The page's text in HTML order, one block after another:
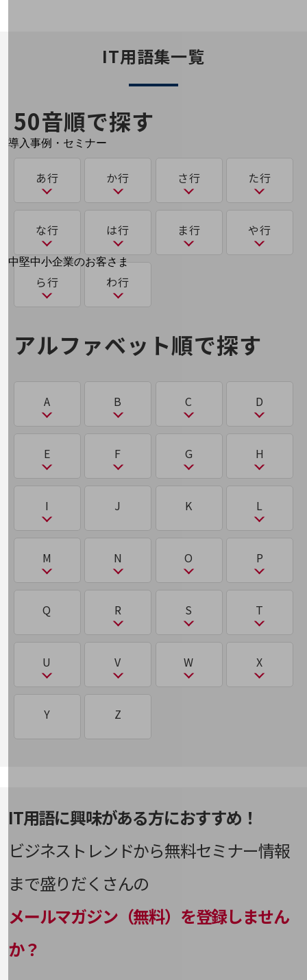
別ウィンドウで開きます
サービスをご利用中のお客さま
導入事例・セミナー
導入事例TOP
最新の導入事例や注目の導入事例をご紹介します
セミナー
中堅中小企業のお客さま
NTTドコモビジネスウォッチ
ビジネスお役立ち情報
新着記事
お役立ち資料ダウンロード
IT用語集
サービス・ソリューション
課題やニーズに合ったサービスをご紹介し、
中堅中小企業のビジネスをサポート！
お悩みから見つける
ネットワーク
モバイル・音声
リモート・ハイブリッドワーク
業界から見つける
ゲーム感覚で見つける
NTTドコモビジネス
モバイル・ICTサービスをオンラインで
法人向けモバイルトップ
はじめての方へ
新規会員登録/ログインはこちら
IT用語集一覧
50音順で探す
あ行
あ
アクティビティ・ベースド・ワーキング（ABW）
アグリゲートコンピューティング
アップセル
アノテーション
オーバーレイネットワーク／アンダーレイネット
ワーク
い
インサイドセールス
ウェアラブルデバイス
え
エッジAI
お
オーバーレイネットワーク／アンダーレイネット
ワーク
か行
か
可用性
き
強化学習
機械翻訳
クラウド
クラスタリング
クロステック（X-Tech）
け
携帯電話番号ポータビリティ（MNP）
こ
さ行
さ
サース（SaaS）
サイバーハイジーン
サブスクリプション
サブブランド
サプライチェーン
サプライチェーンマネジメント（SCM）
サンドボックス
在宅勤務
し
シーサート（CSIRT）
シャドーIT
シンギュラリティー
深層学習（ディープラーニング）
す
ステートスポンサード攻撃
ストレージ
スマートシティプラットフォーム
た行
た
多要素認証
大規模言語モデル（LLM）
チャットボット
データセンター
データ駆動型
ディザスタリカバリ（DR）
ディスラプター
デジタルツイン
デジタルトランスフォーメーション
と
ドメイン認証
トランジット
トロイの木馬
な行
な
に
2025年問題
2026年問題(AI)
2026年問題(物流)
2要素認証
ね
ネットワークスライシング
は行
は
パケット
パスワードリスト攻撃
パブリッククラウド/プライベートクラウド/ハイ
ブリッドクラウド
ひ
ピーサート（PSIRT）
標的型攻撃
標的型攻撃 APT攻撃
ふ
ファイルレスマルウェア
ファクトリーIoT
フィジカルAI
プライベートクラウド/パブリッククラウド/ハイ
ま行
ま
め
メドテック（MedTech）
も
モニタリング技術
や行
ゆ
ら行
り
リモートデスクトップ
量子コンピューター
る
れ
レガシーシステム
レピュテーション
ろ
ロボティクス
ロボティック・プロセス・オートメーション
わ行
アルファベット順で探す
A
A
ABW
ACD
ACL
AGI（汎用型AI）／ASI（超知能AI）
AgileWorking
AR
AWS
B
B
BCP
BEC（ビジネスメール詐欺）
BPO
BPR
BYOD
C
C
CASB
CDN
CDP/DMP
CISO
CRM/SFA/MA
CTI
Curveball
D
D
CDP/DMP
D2C
DaaS
DDoS攻撃
DKIM/DMARC/SPF
DNSサーバー
DR
E
EDR／XDR
EdTech
electronic Know Your Customer(eKYC)
eSIM
F
5G
FeliCa
FinTech
G
G
GitHub
GX
H
H
HealthTech
HR Tech
I
IaaS/PaaS/SaaS
ICT
IoT
IOWN®構想
IP電話
ISMS
ISP
J K L
L
LBO
LLM
LooCipher
LTE
M
M
CRM/SFA/MA
M2M
MDM
MedTech
MNP
Multi-access Edge Computing(MEC)
MVNO
N
N
NaaS
nanoSIM
NAS
NFV
O
O
OpenStack
OWASP
P
P
PaaS/SaaS/IaaS
PBX
PoC
PoliTech
Q R
R
RAG
S
S
CRM/SFA/MA
SASE
T
T
Tier1（Tier0/Tier0.5/Tier2/Tier3）
U
U
V
V
VPN
VR
W
W
Webスキミング
Webフィルタリング
WPA
WPA3
X
XY Z
IT用語に興味がある方におすすめ！
ビジネストレンドから無料セミナー情報
まで盛りだくさんの
メールマガジン（無料）を登録しません
か？